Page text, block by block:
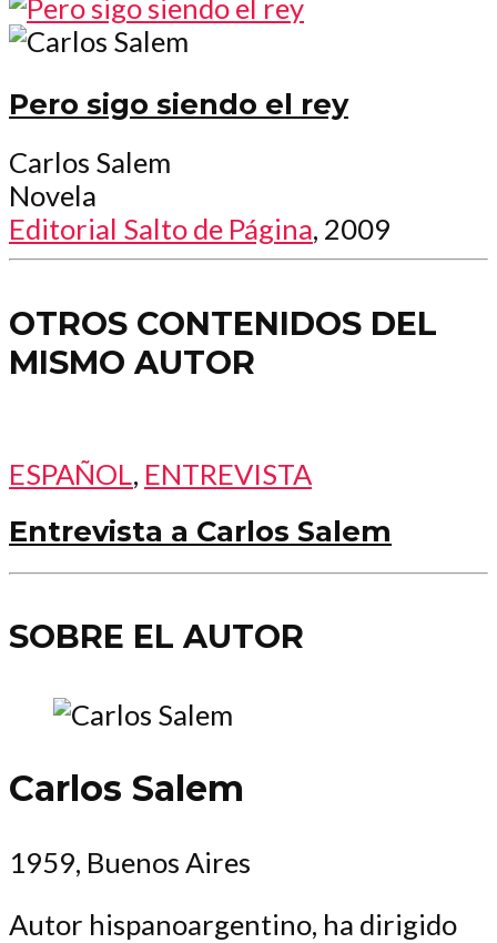
Pero sigo siendo el rey
Carlos Salem
Novela
Editorial Salto de Página, 2009
OTROS CONTENIDOS DEL
MISMO AUTOR
ESPAÑOL, ENTREVISTA
Entrevista a Carlos Salem
SOBRE EL AUTOR
Carlos Salem
1959, Buenos Aires
Autor hispanoargentino, ha dirigido